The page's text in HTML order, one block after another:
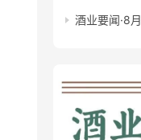
酒业要闻·8